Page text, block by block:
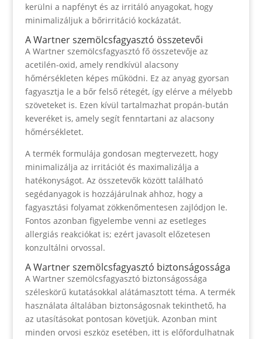
kerülni a napfényt és az irritáló anyagokat, hogy
minimalizáljuk a bőrirritáció kockázatát.
A Wartner szemölcsfagyasztó összetevői
A Wartner szemölcsfagyasztó fő összetevője az
acetilén-oxid, amely rendkívül alacsony
hőmérsékleten képes működni. Ez az anyag gyorsan
fagyasztja le a bőr felső rétegét, így elérve a mélyebb
szöveteket is. Ezen kívül tartalmazhat propán-bután
keveréket is, amely segít fenntartani az alacsony
hőmérsékletet.
A termék formulája gondosan megtervezett, hogy
minimalizálja az irritációt és maximalizálja a
hatékonyságot. Az összetevők között található
segédanyagok is hozzájárulnak ahhoz, hogy a
fagyasztási folyamat zökkenőmentesen zajlódjon le.
Fontos azonban figyelembe venni az esetleges
allergiás reakciókat is; ezért javasolt előzetesen
konzultálni orvossal.
A Wartner szemölcsfagyasztó biztonságossága
A Wartner szemölcsfagyasztó biztonságossága
széleskörű kutatásokkal alátámasztott téma. A termék
használata általában biztonságosnak tekinthető, ha
az utasításokat pontosan követjük. Azonban mint
minden orvosi eszköz esetében, itt is előfordulhatnak